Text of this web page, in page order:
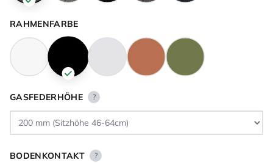
RAHMENFARBE
GASFEDERHÖHE ?
BODENKONTAKT ?